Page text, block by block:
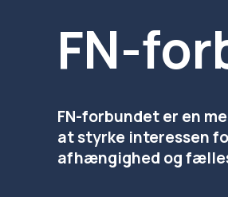
FN-
FN-forbundet er en
at styrke interessen
afhængighed og